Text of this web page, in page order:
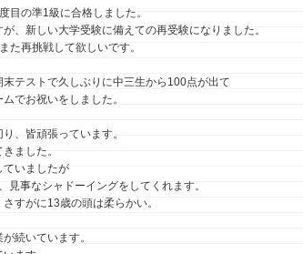
目の準1級に合格しました。
、新しい大学受験に備えての再受験になりました。
た再挑戦して欲しいです。
テストで久しぶりに中三生から100点が出て
でお祝いをしました。
、皆頑張っています。
ました。
ていましたが
見事なシャドーイングをしてくれます。
すがに13歳の頭は柔らかい。
続いています。